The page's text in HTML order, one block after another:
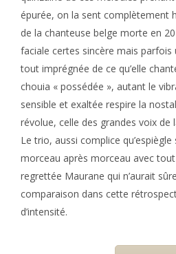
épurée, on la sent complètement
de la chanteuse belge morte en
faciale certes sincère mais parfois
tout imprégnée de ce qu’elle
chouia « possédée », autant le
sensible et exaltée respire la
révolue, celle des grandes voix de
Le trio, aussi complice
morceau après morceau avec
regrettée Maurane qui n’aurait
comparaison dans cette
d’intensité.